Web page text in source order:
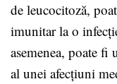
de leucocitoză,
imunitar la o
asemenea, poate fi
al unei afecțiuni